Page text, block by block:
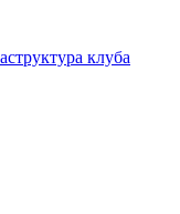
клуба